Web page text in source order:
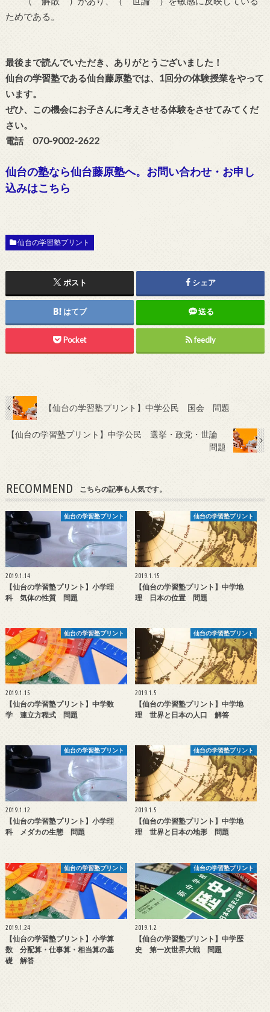
ためである。
最後まで読んでいただき、ありがとうございました！
仙台の学習塾である仙台藤原塾では、1回分の体験授業をやって
います。
ぜひ、この機会にお子さんに考えさせる体験をさせてみてくだ
さい。
電話 070-9002-2622
仙台の塾なら仙台藤原塾へ。お問い合わせ・お申し
込みはこちら
仙台の学習塾プリント
ポスト シェア
はてブ 送る
Pocket feedly
【仙台の学習塾プリント】中学公民 国会 問題
【仙台の学習塾プリント】中学公民 選挙・政党・世論
問題
RECOMMEND こちらの記事も人気です。
仙台の学習塾プリント
2019.1.14
【仙台の学習塾プリント】小学理
科 気体の性質 問題
仙台の学習塾プリント
2019.1.15
【仙台の学習塾プリント】中学地
理 日本の位置 問題
仙台の学習塾プリント
2019.1.15
【仙台の学習塾プリント】中学数
学 連立方程式 問題
仙台の学習塾プリント
2019.1.5
【仙台の学習塾プリント】中学地
理 世界と日本の人口 解答
仙台の学習塾プリント
2019.1.12
【仙台の学習塾プリント】小学理
科 メダカの生態 問題
仙台の学習塾プリント
2019.1.5
【仙台の学習塾プリント】中学地
理 世界と日本の地形 問題
仙台の学習塾プリント
2019.1.24
【仙台の学習塾プリント】小学算
数 分配算・仕事算・相当算の基
礎 解答
仙台の学習塾プリント
2019.1.2
【仙台の学習塾プリント】中学歴
史 第一次世界大戦 問題